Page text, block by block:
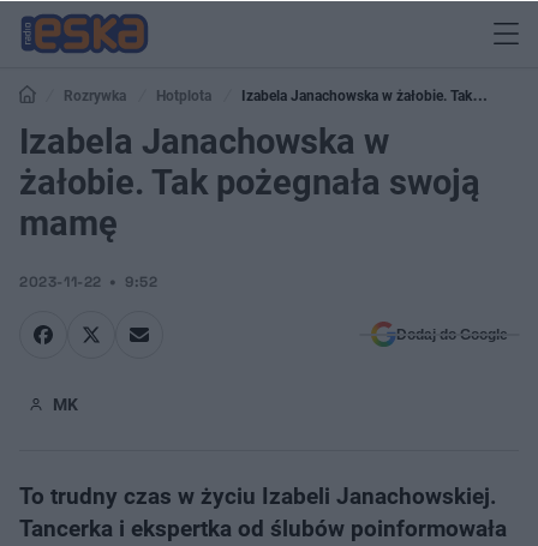
Rozrywka Hotplota
Izabela Janachowska w żałobie. Tak
pożegnała swoją mamę
Izabela Janachowska w
żałobie. Tak pożegnała swoją
mamę
2023-11-22 9:52
Dodaj do Google
MK
To trudny czas w życiu Izabeli Janachowskiej.
Tancerka i ekspertka od ślubów poinformowała